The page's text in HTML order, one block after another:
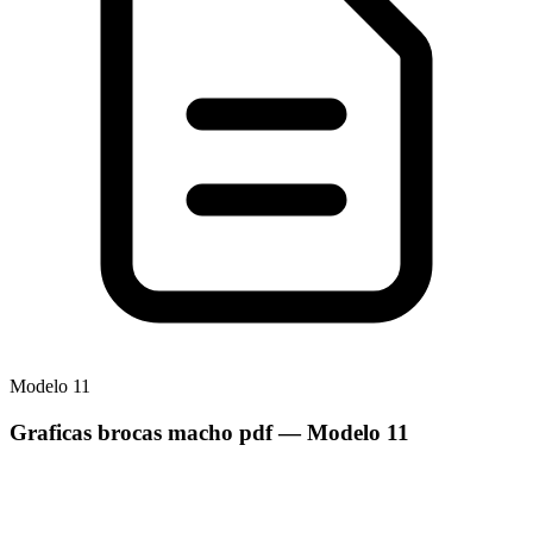
Modelo 11
Graficas brocas macho pdf— Modelo 11